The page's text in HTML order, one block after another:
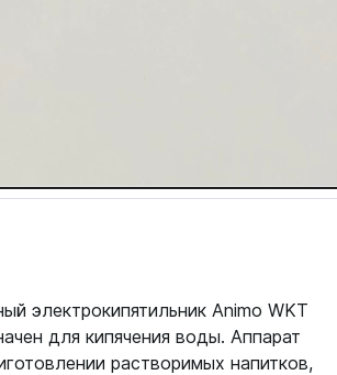
электрокипятильник Animo WKT
для кипячения воды. Аппарат
растворимых напитков,